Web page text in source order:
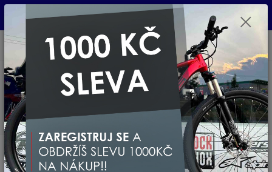
Pro nachystání kola / doplňků na prodejně si prosím zavolejte dopředu.
Menu
CZK
Hledat
+420 733 792 733
PO-PÁ 10:00-17:00 | SO: 9:00-12:00
Úvod Doplňky a helmy Rukavice Dlouhoprsté
Rukavice PELLS
Airy Long Black